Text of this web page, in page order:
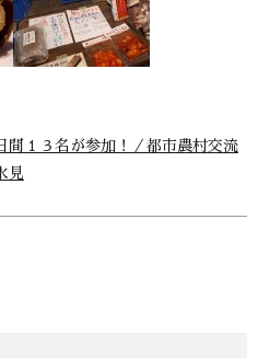
１３名が参加！／都市農村交流
見